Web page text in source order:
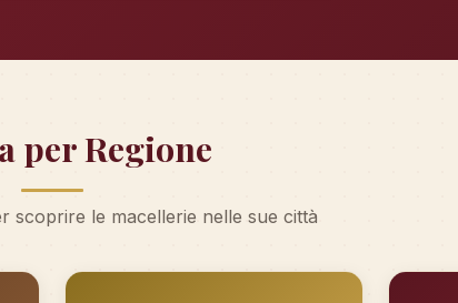
per Regione
scoprire le macellerie nelle sue città